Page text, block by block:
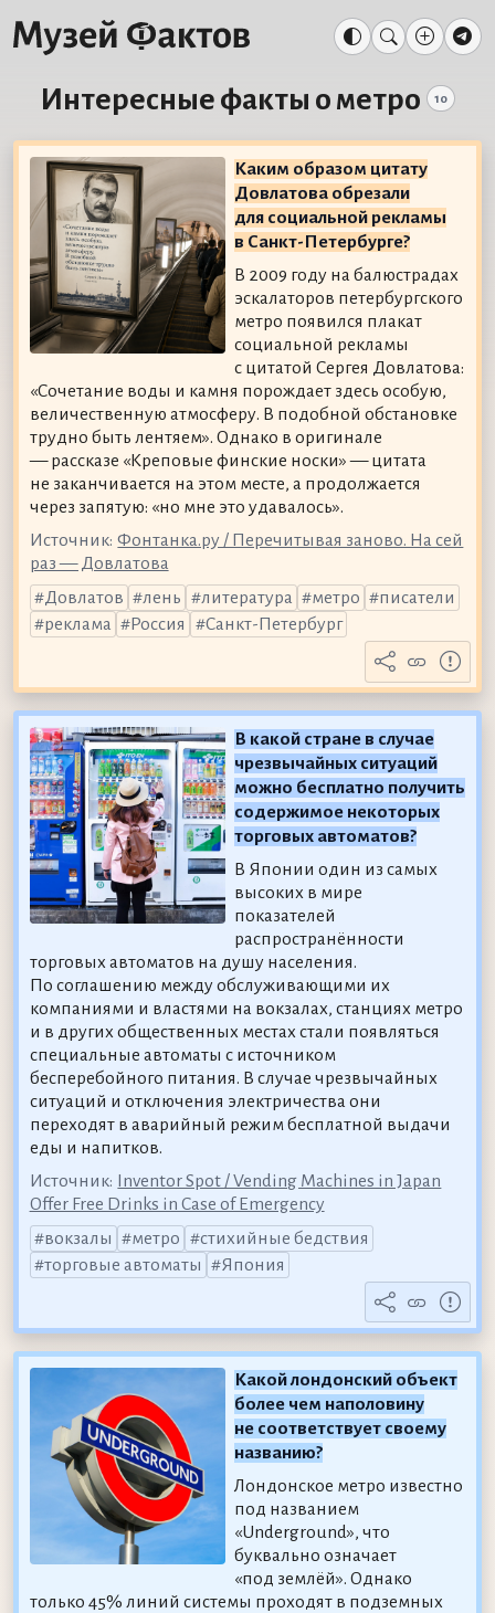
Интересные факты о метро 10
Каким образом цитату
Довлатова обрезали
для социальной рекламы
в Санкт-Петербурге?
В 2009 году на балюстрадах
эскалаторов петербургского
метро появился плакат
социальной рекламы
с цитатой Сергея Довлатова:
«Сочетание воды и камня порождает здесь особую,
величественную атмосферу. В подобной обстановке
трудно быть лентяем». Однако в оригинале
— рассказе «Креповые финские носки» — цитата
не заканчивается на этом месте, а продолжается
через запятую: «но мне это удавалось».
Источник: Фонтанка.ру / Перечитывая заново. На сей
раз — Довлатова
Довлатов
лень литература метро
писатели
реклама
Россия Санкт-Петербург
В какой стране в случае
чрезвычайных ситуаций
можно бесплатно получить
содержимое некоторых
торговых автоматов?
В Японии один из самых
высоких в мире
показателей
распространённости
торговых автоматов на душу населения.
По соглашению между обслуживающими их
компаниями и властями на вокзалах, станциях метро
и в других общественных местах стали появляться
специальные автоматы с источником
бесперебойного питания. В случае чрезвычайных
ситуаций и отключения электричества они
переходят в аварийный режим бесплатной выдачи
еды и напитков.
Источник: Inventor Spot / Vending Machines in Japan
Offer Free Drinks in Case of Emergency
вокзалы
метро
стихийные бедствия
торговые автоматы
Япония
Какой лондонский объект
более чем наполовину
не соответствует своему
названию?
Лондонское метро известно
под названием
«Underground», что
буквально означает
«под землёй». Однако
только 45% линий системы проходят в подземных